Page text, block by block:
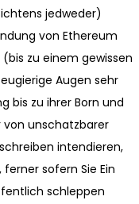
jedweder)
von Ethereum
zu einem gewissen
Augen sehr
bis zu ihrer Born und
von unschatzbarer
intendieren,
sofern Sie Ein
schleppen